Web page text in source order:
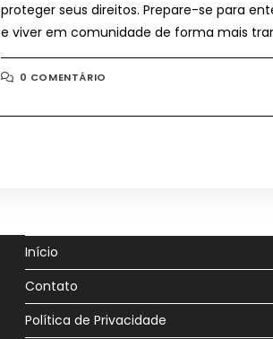
proteger seus direitos. Prepare-se para
e viver em comunidade de forma mais
0 COMENTÁRIO
Início
Contato
Política de Privacidade